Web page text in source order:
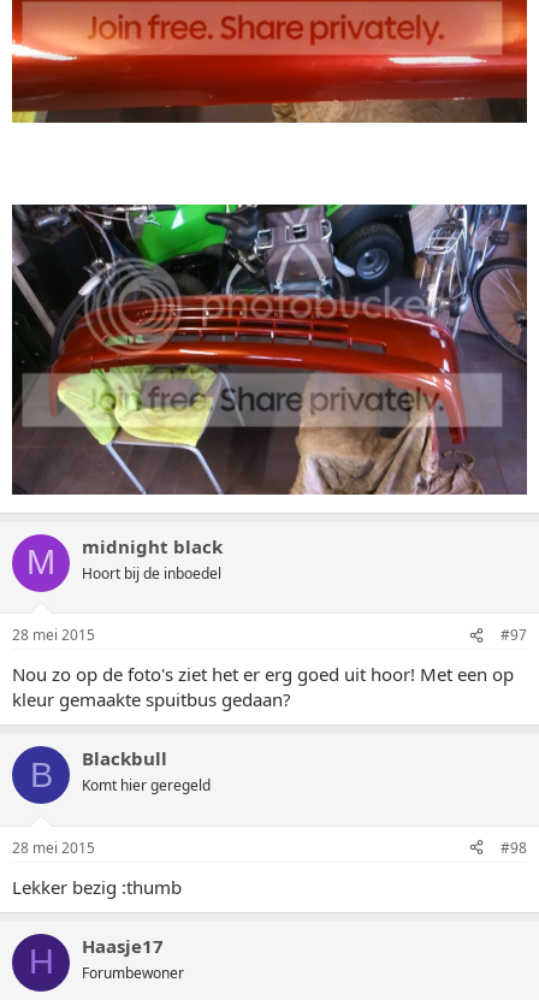
M midnight black
Hoort bij de inboedel
28 mei 2015 #97
Nou zo op de foto's ziet het er erg goed uit hoor! Met een op
kleur gemaakte spuitbus gedaan?
B Blackbull
Komt hier geregeld
28 mei 2015 #98
Lekker bezig :thumb
H Haasje17
Forumbewoner